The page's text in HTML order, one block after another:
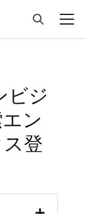
ビジ
ン
登